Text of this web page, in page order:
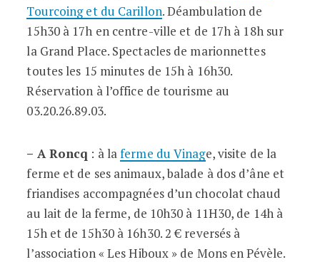
Tourcoing et du Carillon. Déambulation de
15h30 à 17h en centre-ville et de 17h à 18h sur
la Grand Place. Spectacles de marionnettes
toutes les 15 minutes de 15h à 16h30.
Réservation à l’office de tourisme au
03.20.26.89.03.
– A Roncq : à laferme du Vinage, visite de la
ferme et de ses animaux, balade à dos d’âne et
friandises accompagnées d’un chocolat chaud
au lait de la ferme, de 10h30 à 11H30, de 14h à
15h et de 15h30 à 16h30. 2 € reversés à
l’association « Les Hiboux » de Mons en Pévèle.